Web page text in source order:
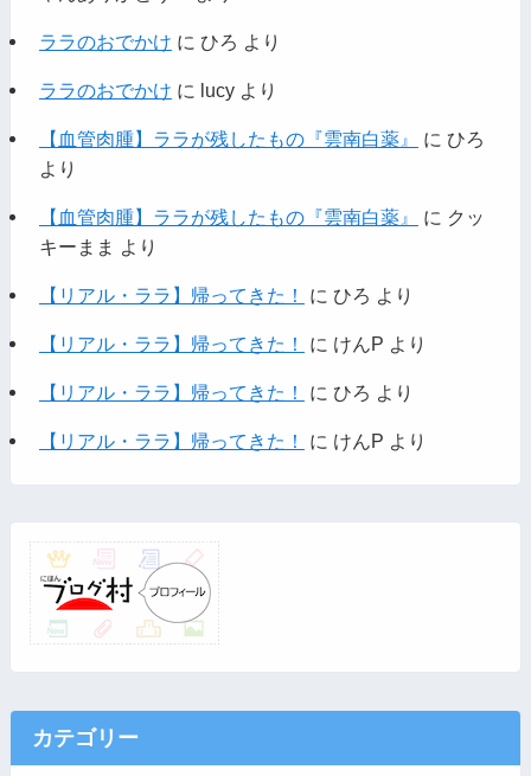
ララのおでかけ に ひろ より
ララのおでかけ に lucyより
【血管肉腫】ララが残したもの『雲南白薬』 に ひろ
より
【血管肉腫】ララが残したもの『雲南白薬』 に クッ
キーまま より
【リアル・ララ】帰ってきた！ に ひろ より
【リアル・ララ】帰ってきた！ に けんP より
【リアル・ララ】帰ってきた！ に ひろ より
【リアル・ララ】帰ってきた！ に けんP より
カテゴリー